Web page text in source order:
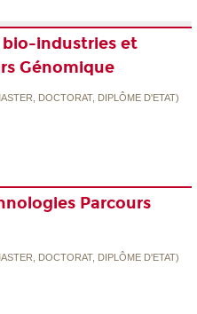
bio-industries et
Génomique
DOCTORAT, DIPLÔME D'ETAT)
Parcours
DOCTORAT, DIPLÔME D'ETAT)